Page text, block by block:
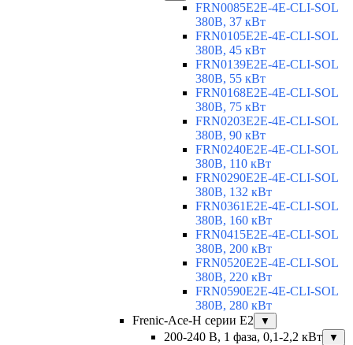
FRN0085E2E-4E-CLI-SOL
380В, 37 кВт
FRN0105E2E-4E-CLI-SOL
380В, 45 кВт
FRN0139E2E-4E-CLI-SOL
380В, 55 кВт
FRN0168E2E-4E-CLI-SOL
380В, 75 кВт
FRN0203E2E-4E-CLI-SOL
380В, 90 кВт
FRN0240E2E-4E-CLI-SOL
380В, 110 кВт
FRN0290E2E-4E-CLI-SOL
380В, 132 кВт
FRN0361E2E-4E-CLI-SOL
380В, 160 кВт
FRN0415E2E-4E-CLI-SOL
380В, 200 кВт
FRN0520E2E-4E-CLI-SOL
380В, 220 кВт
FRN0590E2E-4E-CLI-SOL
380В, 280 кВт
Frenic-Ace-H серии E2
▼
200-240 В, 1 фаза, 0,1-2,2 кВт ▼